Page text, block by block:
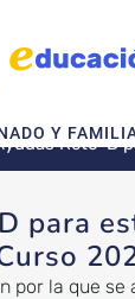
YReto-D
para
por la que